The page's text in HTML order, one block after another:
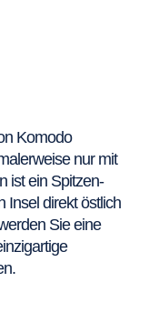
Komodo
nur mit
ist ein Spitzen-
Insel direkt östlich
Sie eine